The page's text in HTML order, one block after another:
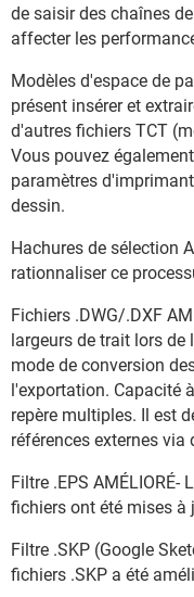
de saisir des chaînes
affecter les
Modèles d'espace de
présent insérer et
d'autres fichiers TCT
Vous pouvez
paramètres
dessin.
Hachures de sélection
rationnaliser ce
Fichiers .DWG/.DXF
largeurs de trait lors
mode de conversion
l'exportation. Capacité
repère multiples. Il est
références externes
Filtre .EPS
fichiers ont été mises à
Filtre .SKP (Google
fichiers .SKP a été